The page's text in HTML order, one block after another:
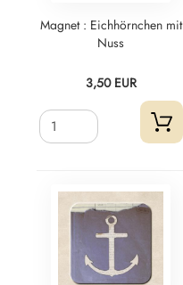
Magnet : Eichhörnchen mit
Nuss
3,50 EUR